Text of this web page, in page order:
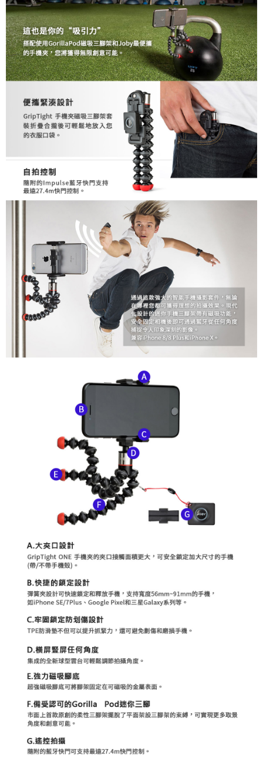
「AFTEE先享後付」，若未經同意申辦者引起之損失，本公司不負相關責
任。
４．使用「AFTEE先享後付」時，將依據個別帳號之用戶狀況，依本公司即
時審查核予不同之上限額度；若仍有額度不足之情形，本公司將視審查結果
請求用戶進行身份認證。
５．嚴禁一人註冊多個帳號或使用他人資訊註冊。若發現惡意使用之情形，
恩沛科技股份有限公司將有權停止該用戶之使用額度並採取法律行動。